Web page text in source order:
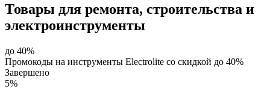
Товары для ремонта, строительства и
электроинструменты
до 40%
Промокоды на инструменты Electrolite со скидкой до 40%
Завершено
5%